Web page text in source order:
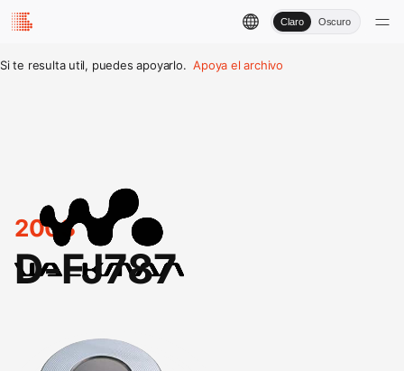
Claro Oscuro
Si te resulta util, puedes apoyarlo. Apoya el archivo
2003
D-FJ787